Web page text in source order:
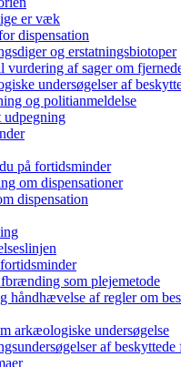
er væk
dispensation
og erstatningsbiotoper
vurdering af sager om
undersøgelser af
og politianmeldelse
på fortidsminder
om dispensationer
dispensation
som plejemetode
håndhævelse af regler om
arkæologiske undersøgelse
af